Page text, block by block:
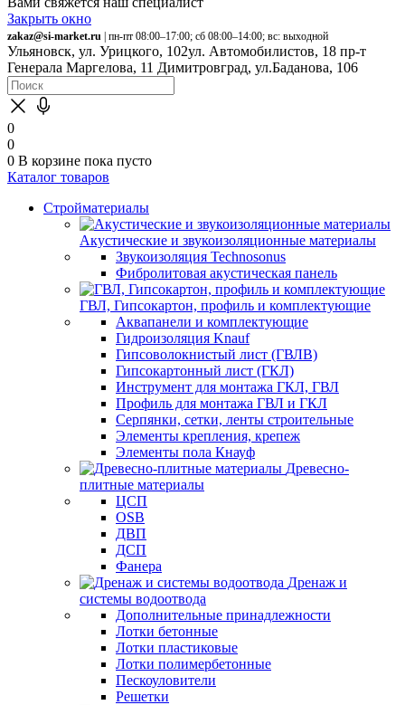
Закрыть окно
zakaz@si-market.ru | пн-пт 08:00–17:00; сб 08:00–14:00; вс: выходной
Ульяновск, ул. Урицкого, 102ул. Автомобилистов, 18 пр-т
Генерала Маргелова, 11 Димитровград, ул.Баданова, 106
0
0
0 В корзине пока пусто
Каталог товаров
Стройматериалы
Акустические и звукоизоляционные материалы
Звукоизоляция Technosonus
Фибролитовая акустическая панель
ГВЛ, Гипсокартон, профиль и комплектующие
Аквапанели и комплектующие
Гидроизоляция Knauf
Гипсоволокнистый лист (ГВЛВ)
Гипсокартонный лист (ГКЛ)
Инструмент для монтажа ГКЛ, ГВЛ
Профиль для монтажа ГВЛ и ГКЛ
Серпянки, сетки, ленты строительные
Элементы крепления, крепеж
Элементы пола Кнауф
Древесно-
плитные материалы
ЦСП
OSB
ДВП
ДСП
Фанера
Дренаж и
системы водоотвода
Дополнительные принадлежности
Лотки бетонные
Лотки пластиковые
Лотки полимербетонные
Пескоуловители
Решетки